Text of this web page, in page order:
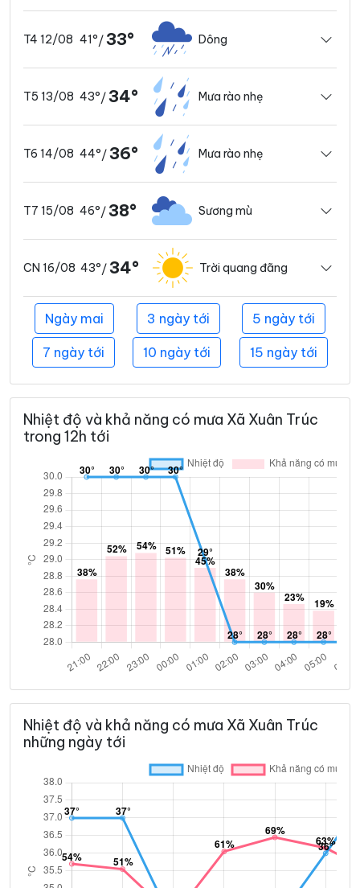
T4 12/08 41°/ 33° Dông
T5 13/08 43°/ 34° Mưa rào nhẹ
T6 14/08 44°/ 36° Mưa rào nhẹ
T7 15/08 46°/ 38° Sương mù
CN 16/08 43°/ 34° Trời quang đãng
Ngày mai 3 ngày tới 5 ngày tới
7 ngày tới 10 ngày tới 15 ngày tới
Nhiệt độ và khả năng có mưa Xã Xuân Trúc
trong 12h tới
Nhiệt độ và khả năng có mưa Xã Xuân Trúc
những ngày tới